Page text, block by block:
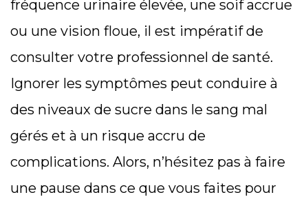
fréquence urinaire élevée, une soif accrue
ou une vision floue, il est impératif de
consulter votre professionnel de santé.
Ignorer les symptômes peut conduire à
des niveaux de sucre dans le sang mal
gérés et à un risque accru de
complications. Alors, n’hésitez pas à faire
une pause dans ce que vous faites pour